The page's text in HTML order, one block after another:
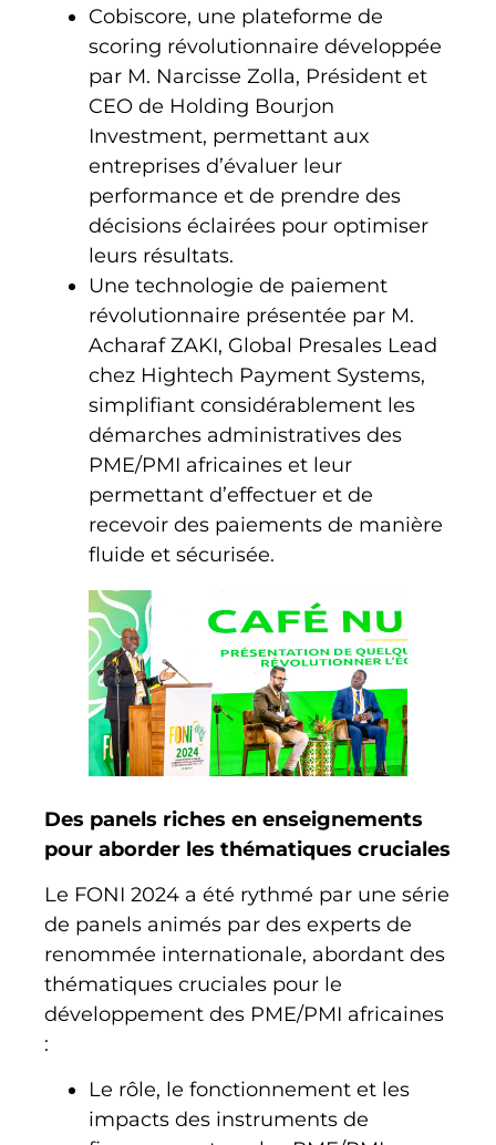
Cobiscore, une plateforme de
scoring révolutionnaire développée
par M. Narcisse Zolla, Président et
CEO de Holding Bourjon
Investment, permettant aux
entreprises d’évaluer leur
performance et de prendre des
décisions éclairées pour optimiser
leurs résultats.
Une technologie de paiement
révolutionnaire présentée par M.
Acharaf ZAKI, Global Presales Lead
chez Hightech Payment Systems,
simplifiant considérablement les
démarches administratives des
PME/PMI africaines et leur
permettant d’effectuer et de
recevoir des paiements de manière
fluide et sécurisée.
Des panels riches en enseignements
pour aborder les thématiques cruciales
Le FONI 2024 a été rythmé par une série
de panels animés par des experts de
renommée internationale, abordant des
thématiques cruciales pour le
développement des PME/PMI africaines
:
Le rôle, le fonctionnement et les
impacts des instruments de